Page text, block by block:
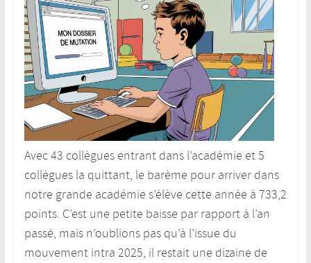
Avec 43 collègues entrant dans l’académie et 5
collègues la quittant, le barème pour arriver dans
notre grande académie s’élève cette année à 733,2
points. C’est une petite baisse par rapport à l’an
passé, mais n’oublions pas qu’à l’issue du
mouvement intra 2025, il restait une dizaine de